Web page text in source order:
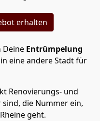
erhalten
Deine Entrümpelung
in eine andere Stadt für
Renovierungs- und
die Nummer ein,
geht.